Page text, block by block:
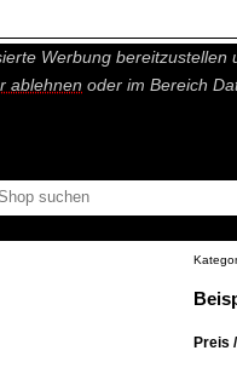
nicht notwendige
Werbung
ablehnen oder im Bereich
Preis